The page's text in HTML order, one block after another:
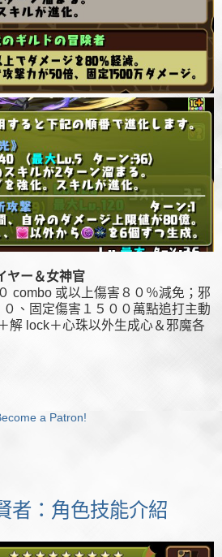
ー＆女神官
combo 或以上傷害８０％減免；邪
、固定傷害１５００萬點追打主動
解 lock＋心珠以外生成心＆邪魔各
a Patron!
者：角色技能介紹